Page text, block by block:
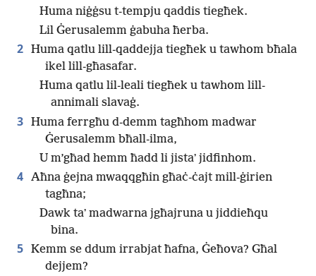
Huma niġġsu t-tempju qaddis tiegħek.
Lil Ġerusalemm ġabuha ħerba.
2 Huma qatlu lill-qaddejja tiegħek u tawhom bħala
ikel lill-għasafar.
Huma qatlu lil-leali tiegħek u tawhom lill-
annimali slavaġ.
3 Huma ferrgħu d-demm tagħhom madwar
Ġerusalemm bħall-ilma,
U m’għad hemm ħadd li jistaʼ jidfinhom.
4 Aħna ġejna mwaqqgħin għaċ-ċajt mill-ġirien
tagħna;
Dawk taʼ madwarna jgħajruna u jiddieħqu
bina.
5 Kemm se ddum irrabjat ħafna, Ġeħova? Għal
dejjem?